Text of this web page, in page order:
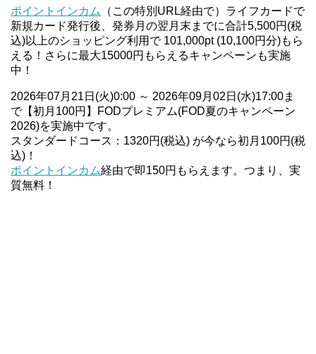
ポイントインカム
（この特別URL経由で）ライフカードで
新規カード発行後、発券月の翌月末までに合計5,500円(税
込)以上のショッピング利用で 101,000pt (10,100円分)もら
える！さらに最大15000円もらえるキャンペーンも実施
中！
2026年07月21日(火)0:00 ～ 2026年09月02日(水)17:00ま
で【初月100円】FODプレミアム(FOD夏のキャンペーン
2026)を実施中です。
スタンダードコース：1320円(税込) が今なら初月100円(税
込)！
ポイントインカム経由で即150円もらえます。つまり、実
質無料！